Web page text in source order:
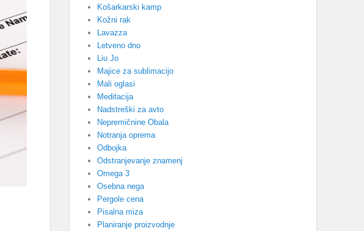
Košarkarski kamp
Kožni rak
Lavazza
Letveno dno
Liu Jo
Majice za sublimacijo
Mali oglasi
Meditacija
Nadstreški za avto
Nepremičnine Obala
Notranja oprema
Odbojka
Odstranjevanje znamenj
Omega 3
Osebna nega
Pergole cena
Pisalna miza
Planiranje proizvodnje